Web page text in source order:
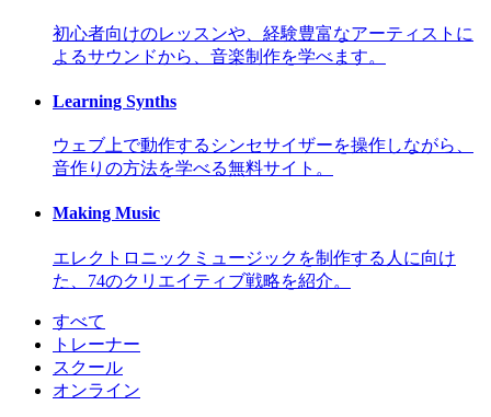
初心者向けのレッスンや、経験豊富なアーティストに
よるサウンドから、音楽制作を学べます。
Learning Synths
ウェブ上で動作するシンセサイザーを操作しながら、
音作りの方法を学べる無料サイト。
Making Music
エレクトロニックミュージックを制作する人に向け
た、74のクリエイティブ戦略を紹介。
すべて
トレーナー
スクール
オンライン